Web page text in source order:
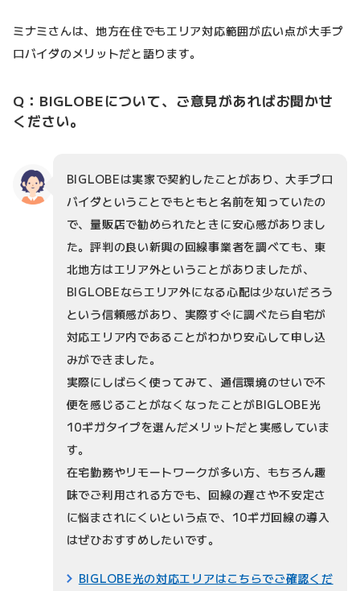
ミナミさんは、地方在住でもエリア対応範囲が広い点が大手プ
ロバイダのメリットだと語ります。
Q：BIGLOBEについて、ご意見があればお聞かせ
ください。
BIGLOBEは実家で契約したことがあり、大手プロ
バイダということでもともと名前を知っていたの
で、量販店で勧められたときに安心感がありまし
た。評判の良い新興の回線事業者を調べても、東
北地方はエリア外ということがありましたが、
BIGLOBEならエリア外になる心配は少ないだろう
という信頼感があり、実際すぐに調べたら自宅が
対応エリア内であることがわかり安心して申し込
みができました。
実際にしばらく使ってみて、通信環境のせいで不
便を感じることがなくなったことがBIGLOBE光
10ギガタイプを選んだメリットだと実感していま
す。
在宅勤務やリモートワークが多い方、もちろん趣
味でご利用される方でも、回線の遅さや不安定さ
に悩まされにくいという点で、10ギガ回線の導入
はぜひおすすめしたいです。
BIGLOBE光の対応エリアはこちらでご確認くだ